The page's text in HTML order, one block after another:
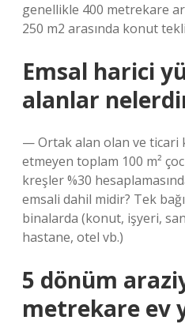
genellikle 400 metrekare
250 m2 arasında konut
Emsal harici
alanlar
— Ortak alan olan ve ticari
etmeyen toplam 100 m²
kreşler %30
emsali dahil midir? Tek
binalarda (konut, işyeri,
hastane, otel vb.)
5 dönüm
metrekare ev